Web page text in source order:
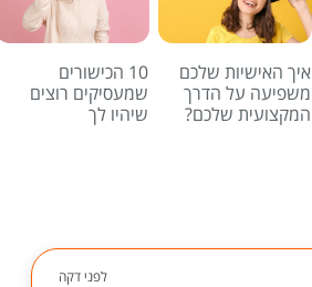
איך האישיות שלכם
משפיעה על הדרך
המקצועית שלכם?
10 הכישורים
שמעסיקים רוצים
שיהיו לך
לפני דקה